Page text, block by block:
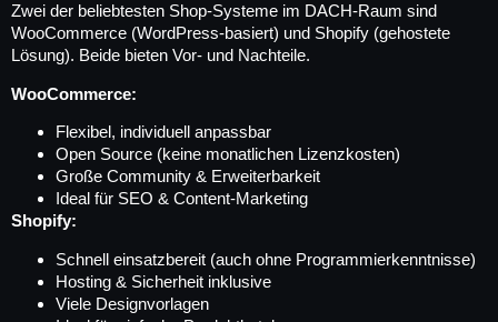
Zwei der beliebtesten Shop-Systeme im DACH-Raum sind
WooCommerce (WordPress-basiert) und Shopify (gehostete
Lösung). Beide bieten Vor- und Nachteile.
WooCommerce:
Flexibel, individuell anpassbar
Open Source (keine monatlichen Lizenzkosten)
Große Community & Erweiterbarkeit
Ideal für SEO & Content-Marketing
Shopify:
Schnell einsatzbereit (auch ohne Programmierkenntnisse)
Hosting & Sicherheit inklusive
Viele Designvorlagen